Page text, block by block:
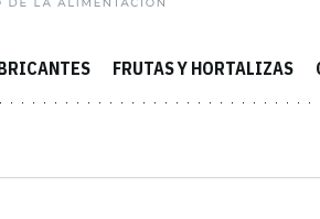
FRUTAS Y HORTALIZAS